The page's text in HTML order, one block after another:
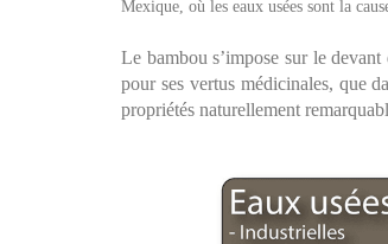
Mexique, où les eaux usées sont la
Le bambou s’impose sur le
pour ses vertus médicinales, que
propriétés naturellement